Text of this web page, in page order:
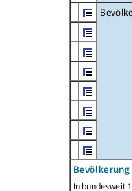
In bundesweit